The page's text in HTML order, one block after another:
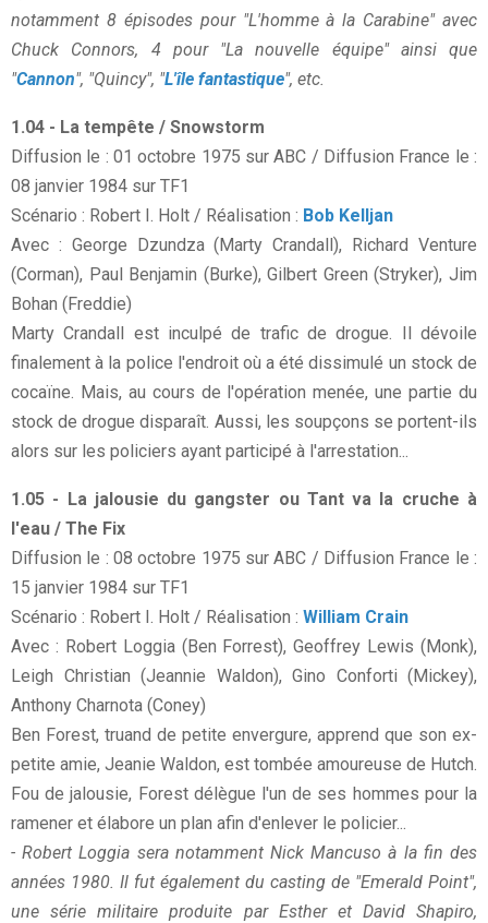
notamment 8 épisodes pour "L'homme à la Carabine" avec
Chuck Connors, 4 pour "La nouvelle équipe" ainsi que
"Cannon", "Quincy", "L'île fantastique", etc.
1.04 - La tempête / Snowstorm
Diffusion le : 01 octobre 1975 sur ABC / Diffusion France le :
08 janvier 1984 sur TF1
Scénario : Robert I. Holt / Réalisation : Bob Kelljan
Avec : George Dzundza (Marty Crandall), Richard Venture
(Corman), Paul Benjamin (Burke), Gilbert Green (Stryker), Jim
Bohan (Freddie)
Marty Crandall est inculpé de trafic de drogue. Il dévoile
finalement à la police l'endroit où a été dissimulé un stock de
cocaïne. Mais, au cours de l'opération menée, une partie du
stock de drogue disparaît. Aussi, les soupçons se portent-ils
alors sur les policiers ayant participé à l'arrestation...
1.05 - La jalousie du gangster ou Tant va la cruche à
l'eau / The Fix
Diffusion le : 08 octobre 1975 sur ABC / Diffusion France le :
15 janvier 1984 sur TF1
Scénario : Robert I. Holt / Réalisation : William Crain
Avec : Robert Loggia (Ben Forrest), Geoffrey Lewis (Monk),
Leigh Christian (Jeannie Waldon), Gino Conforti (Mickey),
Anthony Charnota (Coney)
Ben Forest, truand de petite envergure, apprend que son ex-
petite amie, Jeanie Waldon, est tombée amoureuse de Hutch.
Fou de jalousie, Forest délègue l'un de ses hommes pour la
ramener et élabore un plan afin d'enlever le policier...
- Robert Loggia sera notamment Nick Mancuso à la fin des
années 1980. Il fut également du casting de "Emerald Point",
une série militaire produite par Esther et David Shapiro,